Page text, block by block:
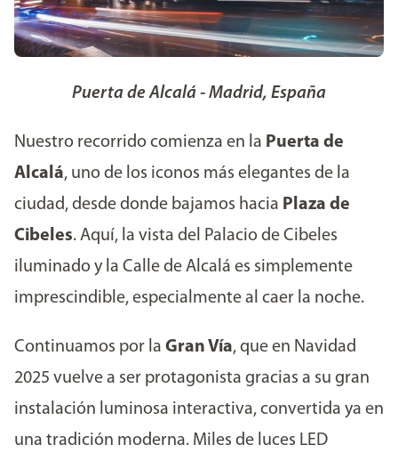
Puerta de Alcalá - Madrid, España
Nuestro recorrido comienza en la Puerta de
Alcalá, uno de los iconos más elegantes de la
ciudad, desde donde bajamos hacia Plaza de
Cibeles. Aquí, la vista del Palacio de Cibeles
iluminado y la Calle de Alcalá es simplemente
imprescindible, especialmente al caer la noche.
Continuamos por la Gran Vía, que en Navidad
2025 vuelve a ser protagonista gracias a su gran
instalación luminosa interactiva, convertida ya en
una tradición moderna. Miles de luces LED